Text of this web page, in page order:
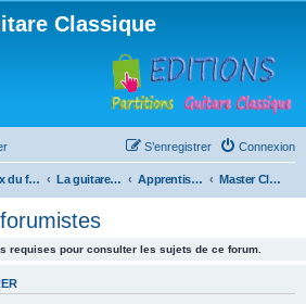
Classique
Connexion
S’enregistrer
Index du forum La guitare : instrument, cours et théorie Apprentissage et enseignement de la guitare Master Class des forumistes
requises pour consulter les sujets de ce forum.